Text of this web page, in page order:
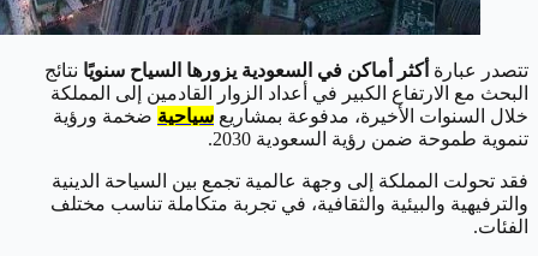
تتصدر عبارة أكثر أماكن في السعودية يزورها السياح سنويًا نتائج
البحث مع الارتفاع الكبير في أعداد الزوار القادمين إلى المملكة
خلال السنوات الأخيرة، مدفوعة بمشاريع سياحية ضخمة ورؤية
تنموية طموحة ضمن رؤية السعودية 2030.
فقد تحولت المملكة إلى وجهة عالمية تجمع بين السياحة الدينية
والترفيهية والبيئية والثقافية، في تجربة متكاملة تناسب مختلف
الفئات.